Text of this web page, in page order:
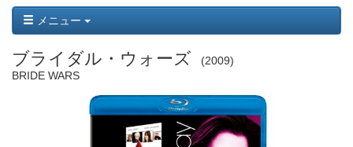
ン
メニュー
ブライダル・ウォーズ
2009
BRIDE WARS